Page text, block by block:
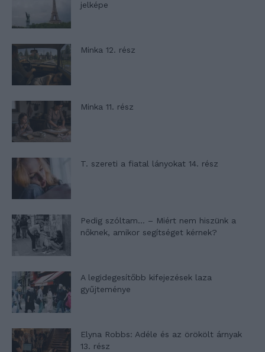
jelképe
Minka 12. rész
Minka 11. rész
T. szereti a fiatal lányokat 14. rész
Pedig szóltam… – Miért nem hiszünk a
nőknek, amikor segítséget kérnek?
A legidegesítőbb kifejezések laza
gyűjteménye
Elyna Robbs: Adéle és az örökölt árnyak
13. rész